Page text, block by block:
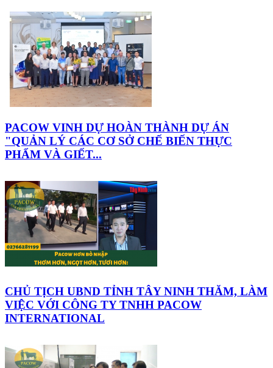
PACOW VINH DỰ HOÀN THÀNH DỰ ÁN
"QUẢN LÝ CÁC CƠ SỞ CHẾ BIẾN THỰC
PHẨM VÀ GIẾT...
CHỦ TỊCH UBND TỈNH TÂY NINH THĂM, LÀM
VIỆC VỚI CÔNG TY TNHH PACOW
INTERNATIONAL